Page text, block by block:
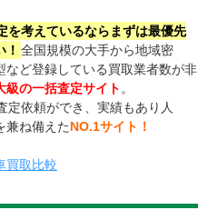
を考えているならまずは最優先
！ 全国規模の大手から地域密
など登録している買取業者数が非
級の一括査定サイト。
定依頼ができ、実績もあり人
兼ね備えたNO.1サイト！
買取比較